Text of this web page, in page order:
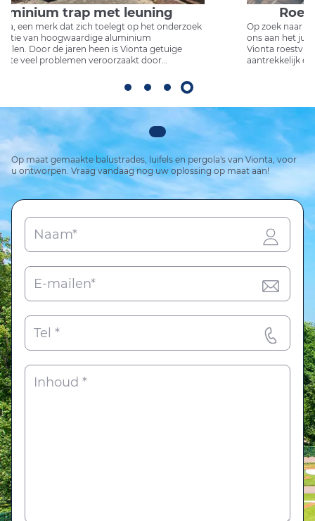
Roestvrij stalen draadrailing
Op zoek naar een betrouwbare RVS draadrailing? U bent bij
ons aan het juiste adres!
Vionta roestvrijstalen draadrailing - Stevig, esthetisch
aantrekkelijk en vrij zicht, de wereldwijde keuze voor
Op maat gemaakte balustrades, luifels en pergola's van Vionta, voor
u ontworpen. Vraag vandaag nog uw oplossing op maat aan!